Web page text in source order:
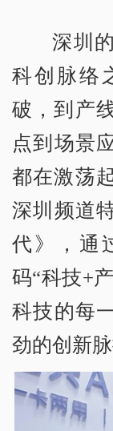
深圳
科创脉络
破，到产
点到场景
都在激荡
深圳频道
代》，通
码“科技+
科技的每
劲的创新脉